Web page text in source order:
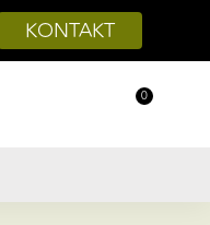
KONTAKT
0